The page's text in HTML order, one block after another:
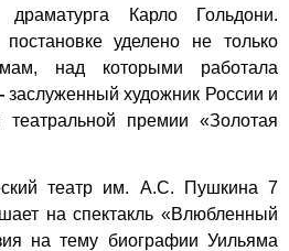
драматурга Карло Гольдони.
уделено не только
над которыми работала
заслуженный художник России и
театральной премии «Золотая
театр им. А.С. Пушкина 7
на спектакль «Влюбленный
на тему биографии Уильяма